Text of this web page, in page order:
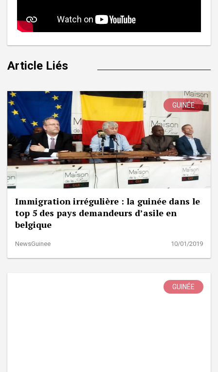
Article Liés
GUINÉE
Immigration irrégulière : la guinée dans le
top 5 des pays demandeurs d’asile en
belgique
NewsGuinee 10/01/2019
GUINÉE